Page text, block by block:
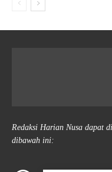
Redaksi Harian Nusa dapat
dibawah ini: